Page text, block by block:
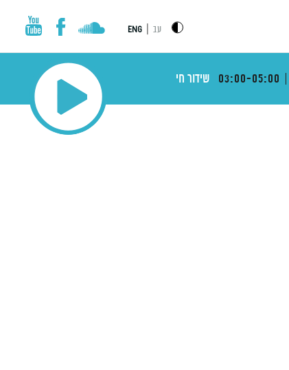
עב ENG
03:00-05:00 שידור חי